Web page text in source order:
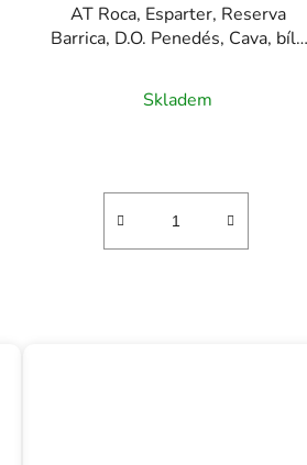
AT Roca, Esparter, Reserva
Barrica, D.O. Penedés, Cava, bílé
Skladem